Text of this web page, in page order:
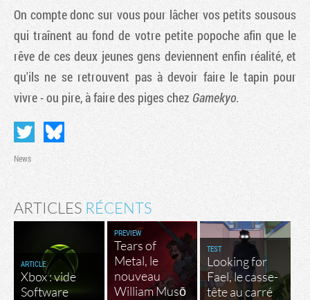
On compte donc sur vous pour lâcher vos petits sousous
qui traînent au fond de votre petite popoche afin que le
rêve de ces deux jeunes gens deviennent enfin réalité, et
qu'ils ne se retrouvent pas à devoir faire le tapin pour
vivre - ou pire, à faire des piges chez Gamekyo.
News
ARTICLES RÉCENTS
ARTICLE
Xbox : vide
Software
PREVIEW
Tears of
Metal, le
nouveau
William Musō
TEST
Looking for
Fael, le casse-
tête au carré